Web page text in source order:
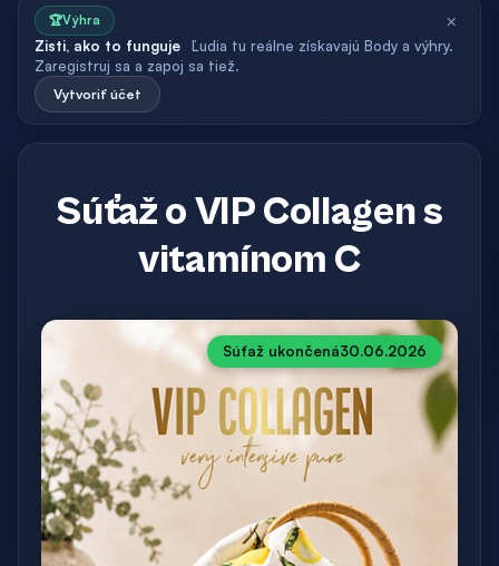
🏆Výhra
Zisti, ako to funguje
Ľudia tu reálne získavajú Body a výhry.
Zaregistruj sa a zapoj sa tiež.
Vytvoriť účet
×
Súťaž o VIP Collagen s
vitamínom C
Súťaž ukončená30.06.2026